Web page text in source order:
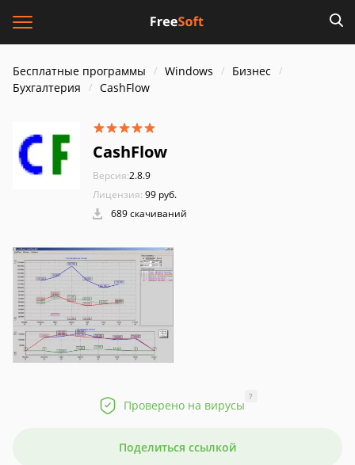
Бесплатные программы Windows
Бизнес
Бухгалтерия
CashFlow
CashFlow
Версия:2.8.9
Лицензия: 99 руб.
689 скачиваний
Проверено на вирусы
?
Поделиться ссылкой